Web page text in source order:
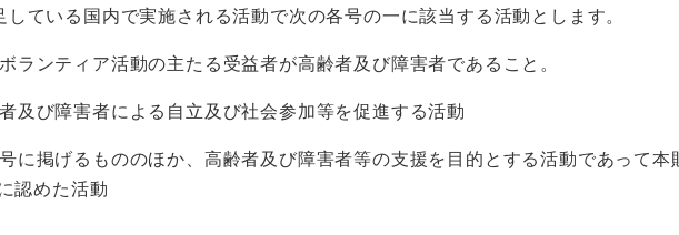
ている国内で実施される活動で次の各号の一に該当する活動とします。
ボランティア活動の主たる受益者が高齢者及び障害者であること。
者及び障害者による自立及び社会参加等を促進する活動
号に掲げるもののほか、高齢者及び障害者等の支援を目的とする活動であって本
認めた活動